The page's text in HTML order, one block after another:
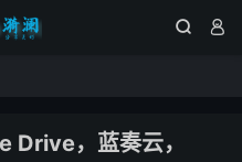
 
，蓝奏云，